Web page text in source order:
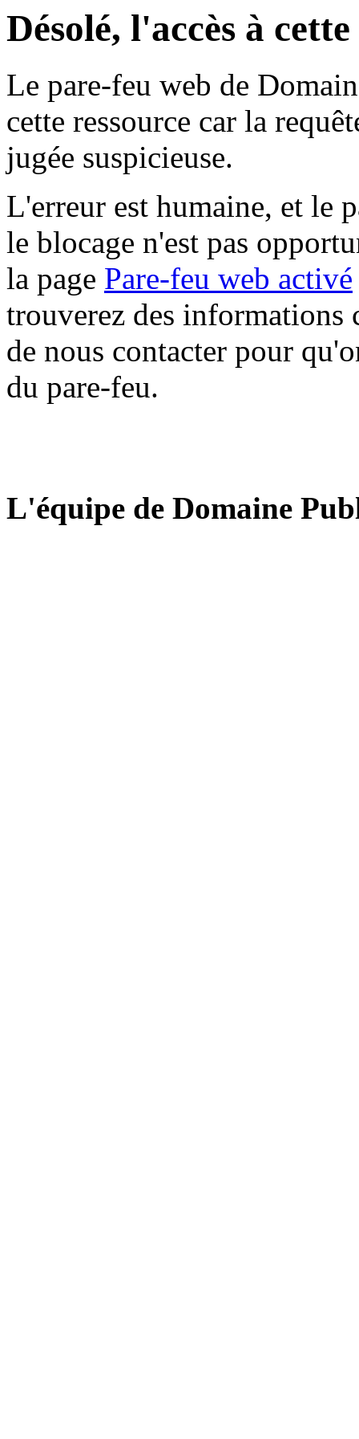
Désolé, l'accès à
Le pare-feu web de
cette ressource car la
jugée suspicieuse.
L'erreur est humaine, et le
le blocage n'est pas
la page Pare-feu web activé
trouverez des informations
de nous contacter pour
du pare-feu.
L'équipe de Domaine